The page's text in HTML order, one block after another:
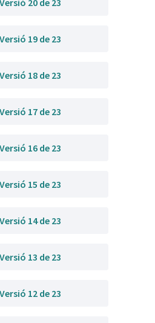
Versió 20 de 23
Versió 19 de 23
Versió 18 de 23
Versió 17 de 23
Versió 16 de 23
Versió 15 de 23
Versió 14 de 23
Versió 13 de 23
Versió 12 de 23